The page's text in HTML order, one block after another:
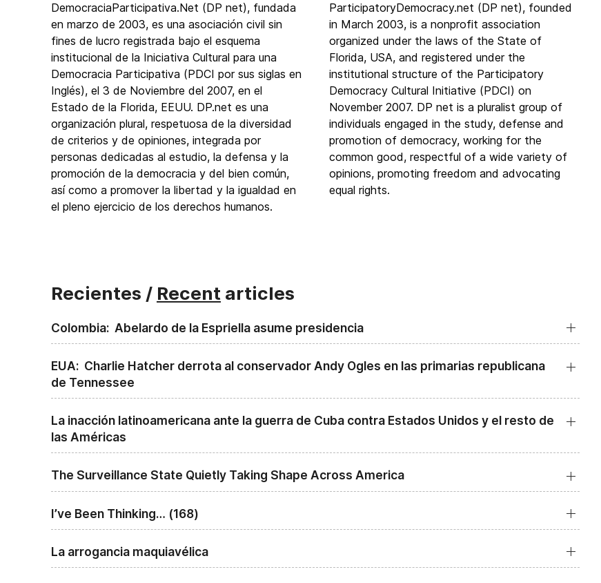
DemocraciaParticipativa.Net (DP net), fundada
en marzo de 2003, es una asociación civil sin
fines de lucro registrada bajo el esquema
institucional de la Iniciativa Cultural para una
Democracia Participativa (PDCI por sus siglas en
Inglés), el 3 de Noviembre del 2007, en el
Estado de la Florida, EEUU. DP.net es una
organización plural, respetuosa de la diversidad
de criterios y de opiniones, integrada por
personas dedicadas al estudio, la defensa y la
promoción de la democracia y del bien común,
así como a promover la libertad y la igualdad en
el pleno ejercicio de los derechos humanos.
ParticipatoryDemocracy.net (DP net), founded
in March 2003, is a nonprofit association
organized under the laws of the State of
Florida, USA, and registered under the
institutional structure of the Participatory
Democracy Cultural Initiative (PDCI) on
November 2007. DP net is a pluralist group of
individuals engaged in the study, defense and
promotion of democracy, working for the
common good, respectful of a wide variety of
opinions, promoting freedom and advocating
equal rights.
Recientes / Recent articles
Colombia: Abelardo de la Espriella asume presidencia
EUA: Charlie Hatcher derrota al conservador Andy Ogles en las primarias republicana
de Tennessee
La inacción latinoamericana ante la guerra de Cuba contra Estados Unidos y el resto de
las Américas
The Surveillance State Quietly Taking Shape Across America
I’ve Been Thinking… (168)
La arrogancia maquiavélica